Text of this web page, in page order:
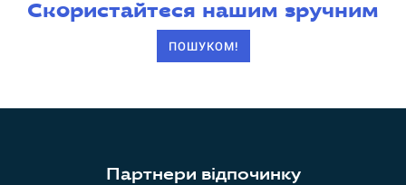
Скористайтеся нашим зручним
ПОШУКОМ!
Партнери відпочинку